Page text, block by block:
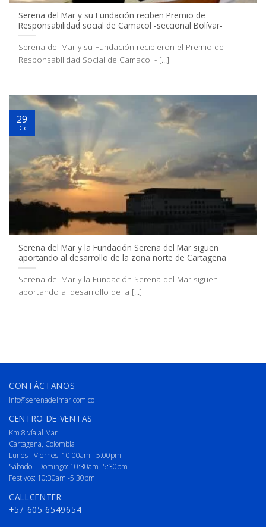
Serena del Mar y su Fundación reciben Premio de
Responsabilidad social de Camacol -seccional Bolívar-
Serena del Mar y su Fundación recibieron el Premio de
Responsabilidad Social de Camacol - [...]
Serena del Mar y la Fundación Serena del Mar siguen
aportando al desarrollo de la zona norte de Cartagena
Serena del Mar y la Fundación Serena del Mar siguen
aportando al desarrollo de la [...]
29
Dic
CONTÁCTANOS
info@serenadelmar.com.co
CENTRO DE VENTAS
Km 8 vía al Mar
Cartagena, Colombia
Lunes - Viernes: 10:00am - 5:00pm
Sábado - Domingo: 10:30am -5:30pm
Festivos: 10:30am -5:30pm
CALLCENTER
+57 605 6549654